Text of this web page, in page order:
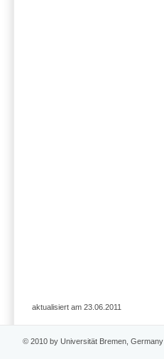
aktualisiert am 23.06.2011
© 2010 by Universität Bremen, Germany